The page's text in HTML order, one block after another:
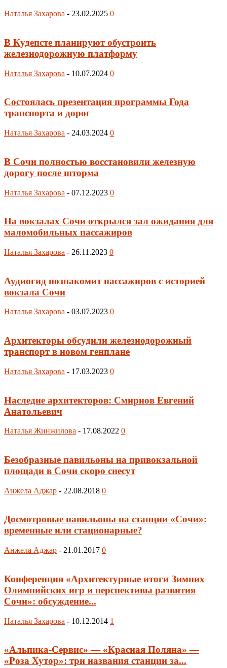
Наталья Захарова - 23.02.2025 0
В Кудепсте планируют обустроить
железнодорожную платформу
Наталья Захарова - 10.07.2024 0
Cостоялась презентация программы Года
транспорта и дорог
Наталья Захарова - 24.03.2024 0
В Сочи полностью восстановили железную
дорогу после шторма
Наталья Захарова - 07.12.2023 0
На вокзалах Сочи открылся зал ожидания для
маломобильных пассажиров
Наталья Захарова - 26.11.2023 0
Аудиогид познакомит пассажиров с историей
вокзала Сочи
Наталья Захарова - 03.07.2023 0
Архитекторы обсудили железнодорожный
транспорт в новом генплане
Наталья Захарова - 17.03.2023 0
Наследие архитекторов: Смирнов Евгений
Анатольевич
Наталья Жинжилова - 17.08.2022 0
Безобразные павильоны на привокзальной
площади в Сочи скоро снесут
Анжела Аджар - 22.08.2018 0
Досмотровые павильоны на станции «Сочи»:
временные или стационарные?
Анжела Аджар - 21.01.2017 0
Конференция «Архитектурные итоги Зимних
Олимпийских игр и перспективы развития
Сочи»: обсуждение...
Наталья Захарова - 10.12.2014 1
«Альпика-Сервис» — «Красная Поляна» —
«Роза Хутор»: три названия станции за...